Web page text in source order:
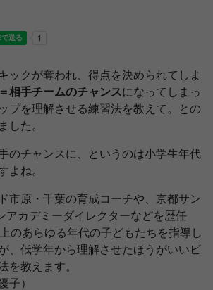
ックが奪われ、得点を決められてしま
相手チームのチャンスになってしまっ
プを理解させる練習法を教えて。との
した。
のチャンスに、というのは小学生年代
よね。
市原・千葉の育成コーチや、京都サン
アカデミーダイレクターなどを歴任
のあらゆる年代の子どもたちを指導し
、低学年から理解させたほうがいいビ
を教えます。
子）